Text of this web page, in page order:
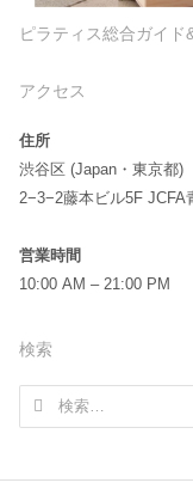
ピラティス総合ガイド
アクセス
住所
渋谷区 (Japan・東京都)
2−3−2藤本ビル5F JCFA
営業時間
10:00 AM – 21:00 PM
検索
索: